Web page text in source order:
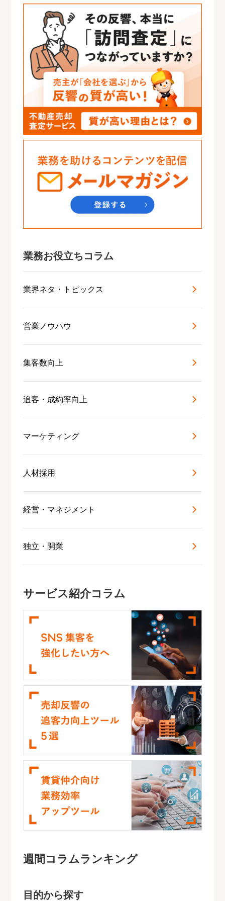
業務お役立ちコラム
業界ネタ・トピックス
営業ノウハウ
集客数向上
追客・成約率向上
マーケティング
人材採用
経営・マネジメント
独立・開業
サービス紹介コラム
週間コラムランキング
目的から探す